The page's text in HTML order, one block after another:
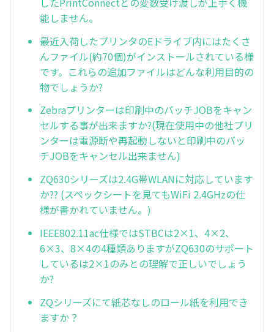
能しません。
最近入荷したプリンタのEドライブ内にはたくさ
んファイル(約70個)がインストールされている様
です。これらの追加ファイルはどんな利用目的の
物でしょうか?
Zebraプリンターは印刷中のバッチJOBをキャン
セルする事が出来ますか?(現在使用中の他社プリ
ンターは電源断や再起動しないと印刷中のバッ
チJOBをキャンセル出来ません)
ZQ630シリーズは2.4G帯WLANに対応しています
か?? (スペックシートを見てもWiFi 2.4GHzの仕
様が書かれていません。)
IEEE802.11ac仕様ではSTBCは2×1、4×2、
6×3、8×4の4種類ありますがZQ630のサポート
しているは2×1のみとの理解で正しいでしょう
か?
ZQシリーズにて紙芯なしのロール紙を利用でき
ますか？